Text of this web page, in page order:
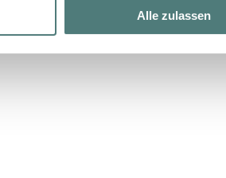
Alle zulassen